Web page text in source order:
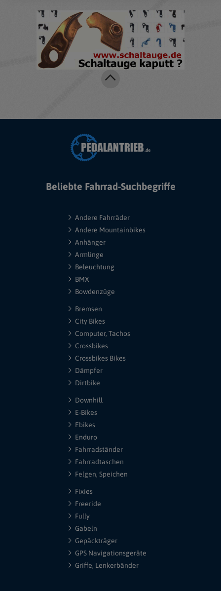
Beliebte Fahrrad-Suchbegriffe
Andere Fahrräder
Andere Mountainbikes
Anhänger
Armlinge
Beleuchtung
BMX
Bowdenzüge
Bremsen
City Bikes
Computer, Tachos
Crossbikes
Crossbikes Bikes
Dämpfer
Dirtbike
Downhill
E-Bikes
Ebikes
Enduro
Fahrradständer
Fahrradtaschen
Felgen, Speichen
Fixies
Freeride
Fully
Gabeln
Gepäckträger
GPS Navigationsgeräte
Griffe, Lenkerbänder